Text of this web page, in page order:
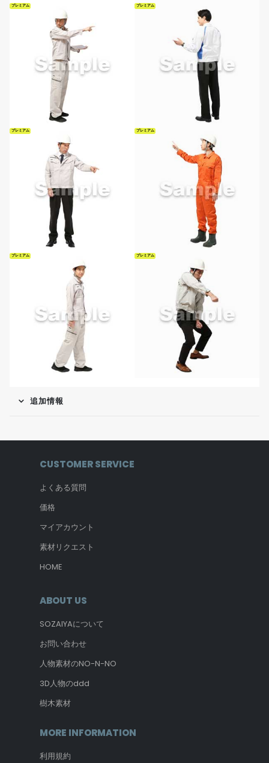
プレミアム プレミアム
プレミアム プレミアム
プレミアム プレミアム
追加情報
CUSTOMER SERVICE
よくある質問
価格
マイアカウント
素材リクエスト
HOME
ABOUT US
SOZAIYAについて
お問い合わせ
人物素材のNO-N-NO
3D人物のddd
樹木素材
MORE INFORMATION
利用規約